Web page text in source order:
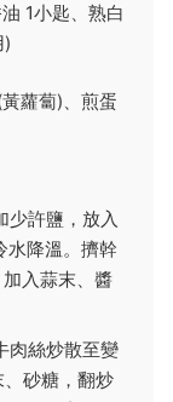
1小匙、熟白
)
蘿蔔)、煎蛋
少許鹽，放入
水降溫。擠幹
入蒜末、醬
肉絲炒散至變
砂糖，翻炒